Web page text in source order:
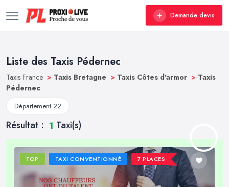
Demande devis
Liste des Taxis Pédernec
Taxis France > Taxis Bretagne > Taxis Côtes d'armor > Taxis
Pédernec
Département 22
Résultat : 1 Taxi(s)
TOP TAXI CONVENTIONNÉ 7 PLACES